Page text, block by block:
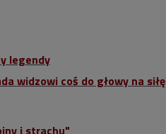
legendy
widzowi coś do głowy na siłę